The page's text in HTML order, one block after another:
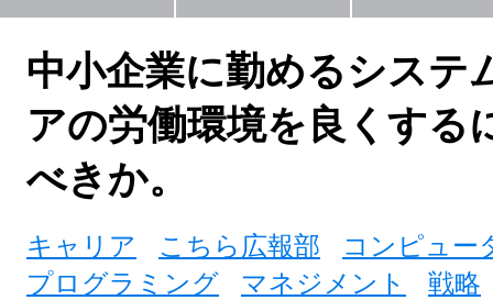
中小企業に勤めるシステ
アの労働環境を良くする
べきか。
キャリア こちら広報部
コンピュー
プログラミング
マネジメント
戦略